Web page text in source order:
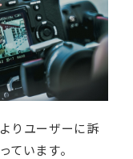
りユーザーに訴
ています。